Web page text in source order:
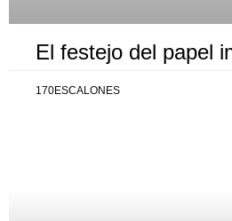
El festejo del papel
170ESCALONES